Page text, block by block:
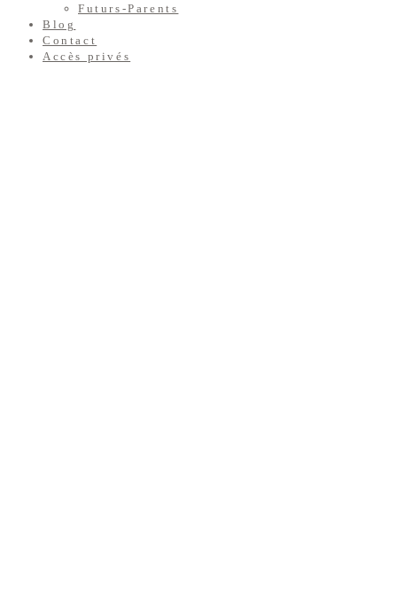
Futurs-Parents
Blog
Contact
Accès privés